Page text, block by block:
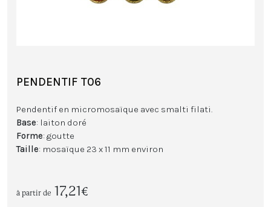
PENDENTIF T06
Pendentif en micromosaïque avec smalti filati.
Base: laiton doré
Forme: goutte
Taille: mosaïque 23 x 11 mm environ
à partir de 17,21€